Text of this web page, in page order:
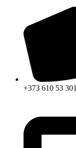
+373 610 53 301